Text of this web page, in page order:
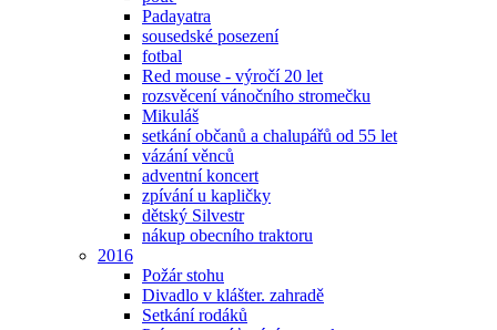
Padayatra
sousedské posezení
fotbal
Red mouse - výročí 20 let
rozsvěcení vánočního stromečku
Mikuláš
setkání občanů a chalupářů od 55 let
vázání věnců
adventní koncert
zpívání u kapličky
dětský Silvestr
nákup obecního traktoru
2016
Požár stohu
Divadlo v klášter. zahradě
Setkání rodáků